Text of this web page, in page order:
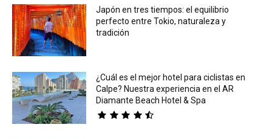
Japón en tres tiempos: el equilibrio
perfecto entre Tokio, naturaleza y
tradición
¿Cuál es el mejor hotel para ciclistas en
Calpe? Nuestra experiencia en el AR
Diamante Beach Hotel & Spa